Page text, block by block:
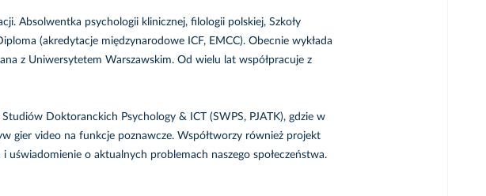
Absolwentka psychologii klinicznej, filologii polskiej, Szkoły
(akredytacje międzynarodowe ICF, EMCC). Obecnie wykłada
z Uniwersytetem Warszawskim. Od wielu lat współpracuje z
Doktoranckich Psychology & ICT (SWPS, PJATK), gdzie w
gier video na funkcje poznawcze. Współtworzy również projekt
uświadomienie o aktualnych problemach naszego społeczeństwa.